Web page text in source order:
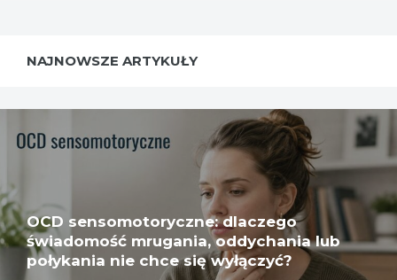
NAJNOWSZE ARTYKUŁY
OCD sensomotoryczne: dlaczego
świadomość mrugania, oddychania lub
połykania nie chce się wyłączyć?